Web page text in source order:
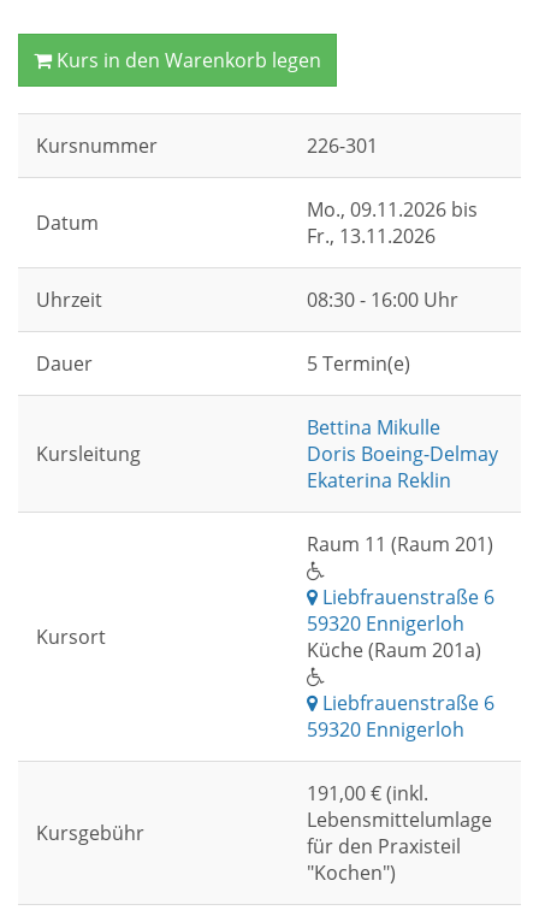
Kurs in den Warenkorb legen
Kursnummer 226-301
Datum Mo., 09.11.2026 bis
Fr., 13.11.2026
Uhrzeit 08:30 - 16:00 Uhr
Dauer 5 Termin(e)
Kursleitung
Bettina Mikulle
Doris Boeing-Delmay
Ekaterina Reklin
Kursort
Raum 11 (Raum 201)
Liebfrauenstraße 6
59320 Ennigerloh
Küche (Raum 201a)
Liebfrauenstraße 6
59320 Ennigerloh
Kursgebühr
191,00 € (inkl.
Lebensmittelumlage
für den Praxisteil
"Kochen")